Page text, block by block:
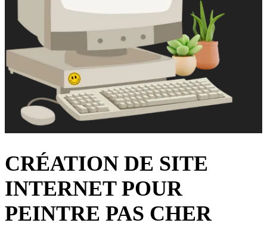
CRÉATION DE SITE
INTERNET POUR
PEINTRE PAS CHER